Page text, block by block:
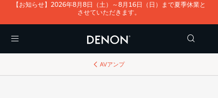
【お知らせ】2026年8月8日（土）～8月16日（日）まで夏季休業と
させていただきます。
AVアンプ